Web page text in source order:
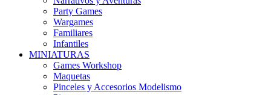
Party Games
Wargames
Familiares
Infantiles
MINIATURAS
Games Workshop
Maquetas
Pinceles y Accesorios Modelismo